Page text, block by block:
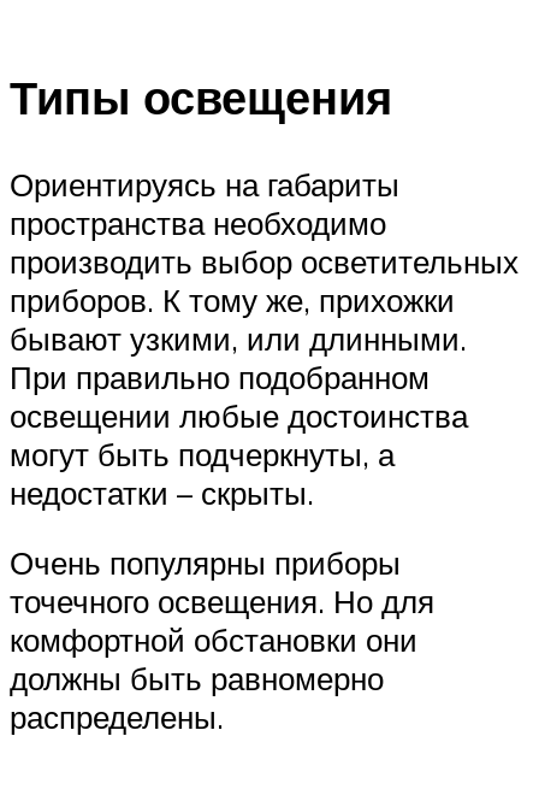
Типы освещения
Ориентируясь на габариты
пространства необходимо
производить выбор осветительных
приборов. К тому же, прихожки
бывают узкими, или длинными.
При правильно подобранном
освещении любые достоинства
могут быть подчеркнуты, а
недостатки – скрыты.
Очень популярны приборы
точечного освещения. Но для
комфортной обстановки они
должны быть равномерно
распределены.